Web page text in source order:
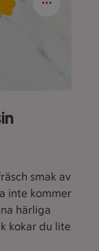
smak av
inte kommer
härliga
kokar du lite